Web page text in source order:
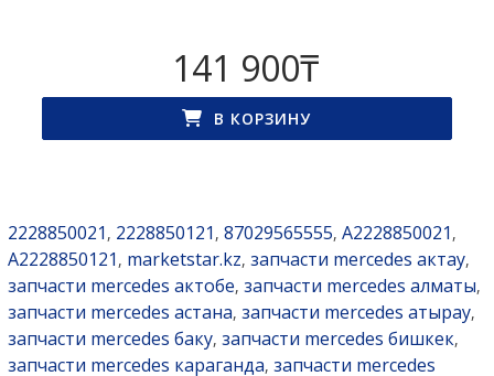
141 900₸
В КОРЗИНУ
2228850021 , 2228850121 , 87029565555, A2228850021 ,
A2228850121 , marketstar.kz, запчасти mercedes актау,
запчасти mercedes актобе, запчасти mercedes алматы,
запчасти mercedes астана, запчасти mercedes атырау,
запчасти mercedes баку, запчасти mercedes бишкек,
запчасти mercedes караганда, запчасти mercedes